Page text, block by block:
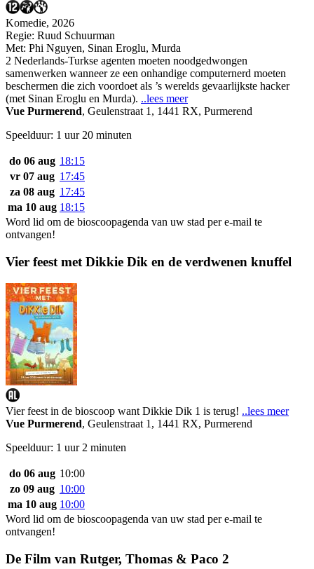
Komedie, 2026
Regie: Ruud Schuurman
Met: Phi Nguyen, Sinan Eroglu, Murda
2 Nederlands-Turkse agenten moeten noodgedwongen
samenwerken wanneer ze een onhandige computernerd moeten
beschermen die zich voordoet als ’s werelds gevaarlijkste hacker
(met Sinan Eroglu en Murda). ..lees meer
Vue Purmerend, Geulenstraat 1, 1441 RX, Purmerend
Speelduur: 1 uur 20 minuten
do 06 aug 18:15
vr 07 aug 17:45
za 08 aug 17:45
ma 10 aug 18:15
Word lid om de bioscoopagenda van uw stad per e-mail te
ontvangen!
Vier feest met Dikkie Dik en de verdwenen knuffel
Vier feest in de bioscoop want Dikkie Dik 1 is terug! ..lees meer
Vue Purmerend, Geulenstraat 1, 1441 RX, Purmerend
Speelduur: 1 uur 2 minuten
do 06 aug 10:00
zo 09 aug 10:00
ma 10 aug 10:00
Word lid om de bioscoopagenda van uw stad per e-mail te
ontvangen!
De Film van Rutger, Thomas & Paco 2